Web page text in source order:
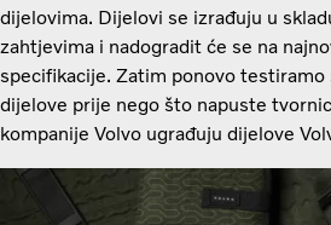
dijelovima. Dijelovi se izrađuju u
zahtjevima i nadogradit će se na
specifikacije. Zatim ponovo testiramo
dijelove prije nego što napuste
kompanije Volvo ugrađuju dijelove